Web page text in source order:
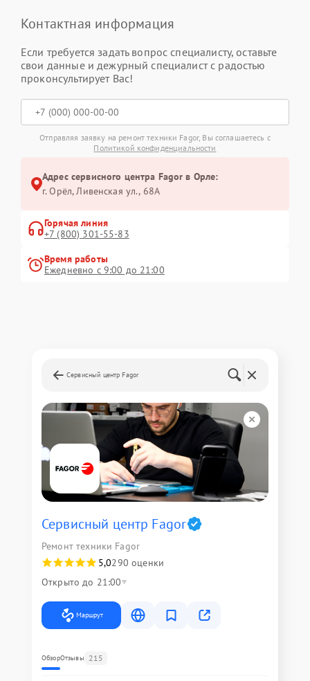
Контактная информация
Если требуется задать вопрос специалисту, оставьте
свои данные и дежурный специалист с радостью
проконсультирует Вас!
Отправляя заявку на ремонт техники Fagor, Вы соглашаетесь с
Политикой конфиденциальности
Адрес сервисного центра Fagor в Орле:
г. Орёл, Ливенская ул., 68А
Горячая линия
+7 (800) 301-55-83
Время работы
Ежедневно с 9:00 до 21:00
Сервисный центр Fagor
Сервисный центр Fagor
Ремонт техники Fagor
5,0290 оценки
Открыто до 21:00
Маршрут
ОбзорОтзывы 215